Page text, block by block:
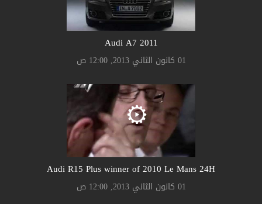
Audi A7 2011
01 كانون الثاني 2013, 12:00 ص
Audi R15 Plus winner of 2010 Le Mans 24H
01 كانون الثاني 2013, 12:00 ص